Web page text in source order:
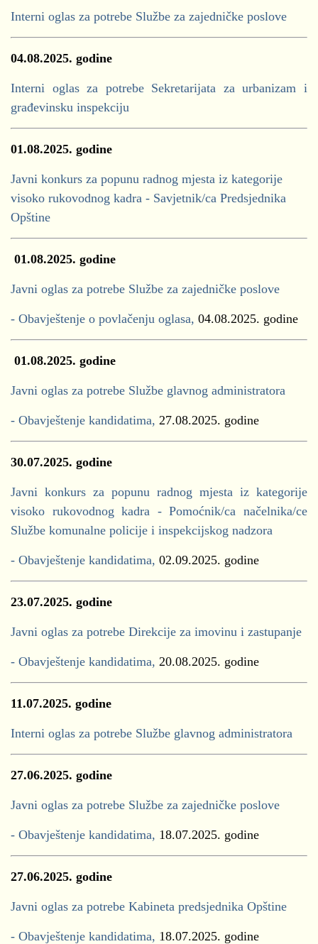
Interni oglas za potrebe Službe za zajedničke poslove
04.08.2025. godine
Interni oglas za potrebe Sekretarijata za urbanizam i
građevinsku inspekciju
01.08.2025. godine
Javni konkurs za popunu radnog mjesta iz kategorije
visoko rukovodnog kadra - Savjetnik/ca Predsjednika
Opštine
01.08.2025. godine
Javni oglas za potrebe Službe za zajedničke poslove
- Obavještenje o povlačenju oglasa, 04.08.2025. godine
01.08.2025. godine
Javni oglas za potrebe Službe glavnog administratora
- Obavještenje kandidatima, 27.08.2025. godine
30.07.2025. godine
Javni konkurs za popunu radnog mjesta iz kategorije
visoko rukovodnog kadra - Pomoćnik/ca načelnika/ce
Službe komunalne policije i inspekcijskog nadzora
- Obavještenje kandidatima, 02.09.2025. godine
23.07.2025. godine
Javni oglas za potrebe Direkcije za imovinu i zastupanje
- Obavještenje kandidatima, 20.08.2025. godine
11.07.2025. godine
Interni oglas za potrebe Službe glavnog administratora
27.06.2025. godine
Javni oglas za potrebe Službe za zajedničke poslove
- Obavještenje kandidatima, 18.07.2025. godine
27.06.2025. godine
Javni oglas za potrebe Kabineta predsjednika Opštine
- Obavještenje kandidatima, 18.07.2025. godine